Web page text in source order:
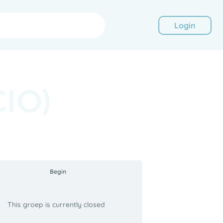
Login
Begin
This groep is currently closed